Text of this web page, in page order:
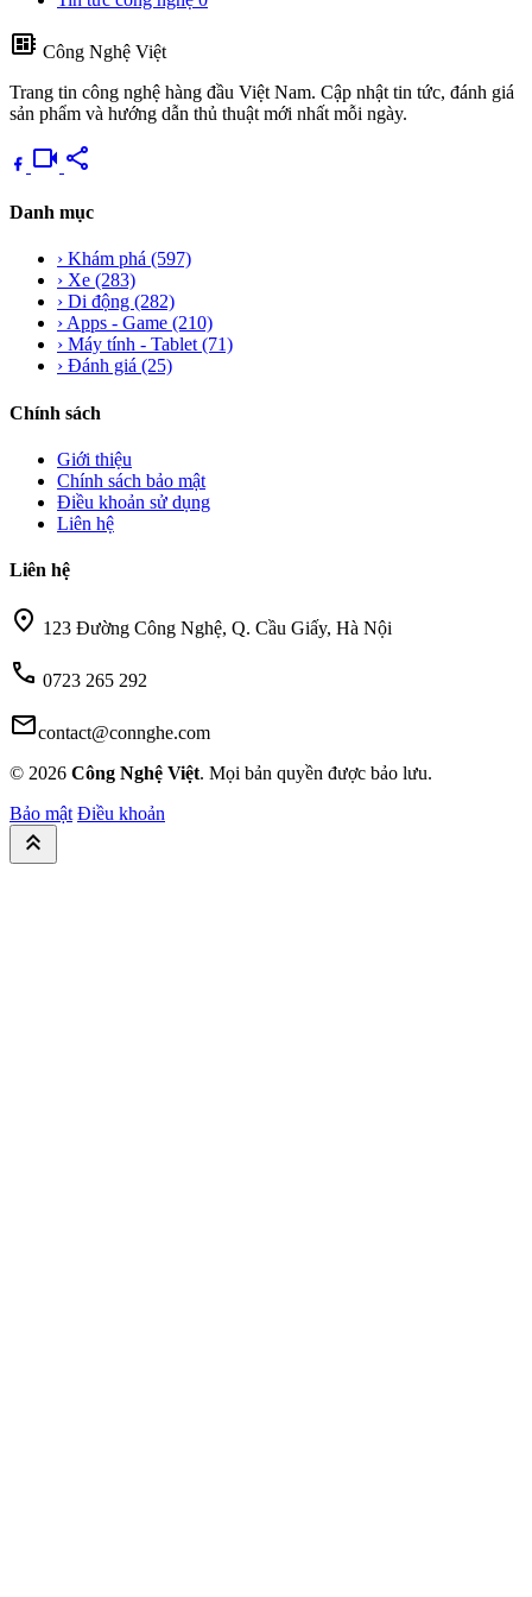
developer_board Công Nghệ Việt
Trang tin công nghệ hàng đầu Việt Nam. Cập nhật tin tức, đánh giá
sản phẩm và hướng dẫn thủ thuật mới nhất mỗi ngày.
videocam share
Danh mục
› Khám phá (597)
› Xe (283)
› Di động (282)
› Apps - Game (210)
› Máy tính - Tablet (71)
› Đánh giá (25)
Chính sách
Giới thiệu
Chính sách bảo mật
Điều khoản sử dụng
Liên hệ
Liên hệ
location_on 123 Đường Công Nghệ, Q. Cầu Giấy, Hà Nội
call 0723 265 292
mailcontact@connghe.com
© 2026 Công Nghệ Việt. Mọi bản quyền được bảo lưu.
Bảo mật Điều khoản
keyboard_double_arrow_up